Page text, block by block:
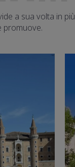
a sua volta in
promuove.